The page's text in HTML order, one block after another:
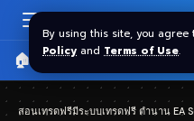
By using this site, you agree
Policy and Terms of Use.
🏠 หน้าแรก ราคาทอง
สอนเทรดฟรีมีระบบเทรดฟรี ตำนาน EA